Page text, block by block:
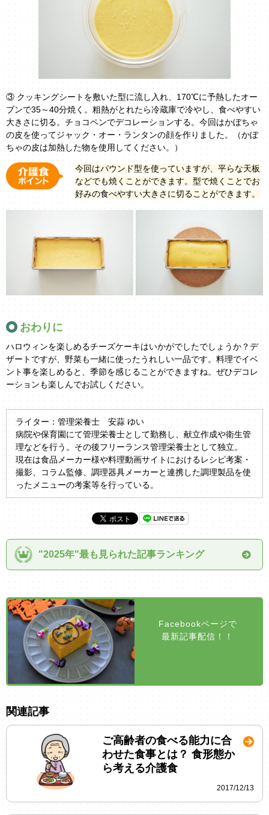
③ クッキングシートを敷いた型に流し入れ、170℃に予熱したオー
ブンで35～40分焼く。粗熱がとれたら冷蔵庫で冷やし、食べやすい
大きさに切る。チョコペンでデコレーションする。今回はかぼちゃ
の皮を使ってジャック・オー・ランタンの顔を作りました。（かぼ
ちゃの皮は加熱した物を使用してください。）
今回はパウンド型を使っていますが、平らな天板
などでも焼くことができます。型で焼くことでお
好みの食べやすい大きさに切ることができます。
おわりに
ハロウィンを楽しめるチーズケーキはいかがでしたでしょうか？デ
ザートですが、野菜も一緒に使ったうれしい一品です。料理でイベ
ント事を楽しめると、季節を感じることができますね。ぜひデコレ
ーションも楽しんでお試しください。
ライター：管理栄養士 安蒜 ゆい
病院や保育園にて管理栄養士として勤務し、献立作成や衛生管
理などを行う。その後フリーランス管理栄養士として独立。
現在は食品メーカー様や料理動画サイトにおけるレシピ考案・
撮影、コラム監修、調理器具メーカーと連携した調理製品を使
ったメニューの考案等を行っている。
"2025年"最も見られた記事ランキング
Facebookページで
最新記事配信！！
関連記事
ご高齢者の食べる能力に合
わせた食事とは？ 食形態か
ら考える介護食
2017/12/13